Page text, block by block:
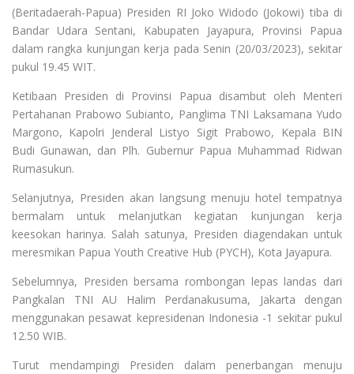
(Beritadaerah-Papua) Presiden RI Joko Widodo (Jokowi) tiba di
Bandar Udara Sentani, Kabupaten Jayapura, Provinsi Papua
dalam rangka kunjungan kerja pada Senin (20/03/2023), sekitar
pukul 19.45 WIT.
Ketibaan Presiden di Provinsi Papua disambut oleh Menteri
Pertahanan Prabowo Subianto, Panglima TNI Laksamana Yudo
Margono, Kapolri Jenderal Listyo Sigit Prabowo, Kepala BIN
Budi Gunawan, dan Plh. Gubernur Papua Muhammad Ridwan
Rumasukun.
Selanjutnya, Presiden akan langsung menuju hotel tempatnya
bermalam untuk melanjutkan kegiatan kunjungan kerja
keesokan harinya. Salah satunya, Presiden diagendakan untuk
meresmikan Papua Youth Creative Hub (PYCH), Kota Jayapura.
Sebelumnya, Presiden bersama rombongan lepas landas dari
Pangkalan TNI AU Halim Perdanakusuma, Jakarta dengan
menggunakan pesawat kepresidenan Indonesia -1 sekitar pukul
12.50 WIB.
Turut mendampingi Presiden dalam penerbangan menuju